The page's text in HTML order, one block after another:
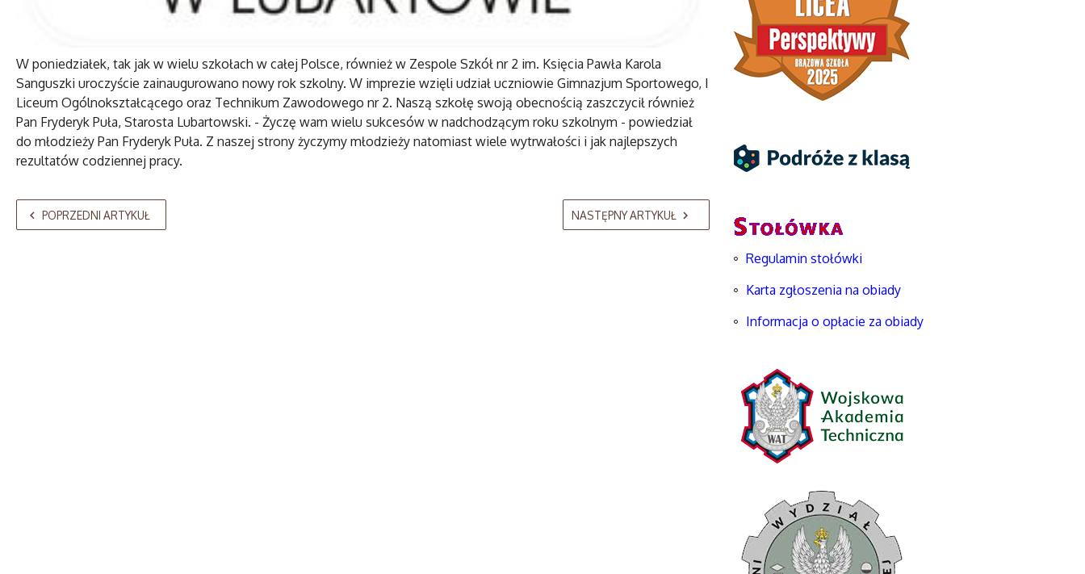
W poniedziałek, tak jak w wielu szkołach w całej Polsce, również w Zespole Szkół nr 2 im. Księcia Pawła Karola
Sanguszki uroczyście zainaugurowano nowy rok szkolny. W imprezie wzięli udział uczniowie Gimnazjum Sportowego, I
Liceum Ogólnokształcącego oraz Technikum Zawodowego nr 2. Naszą szkołę swoją obecnością zaszczycił również
Pan Fryderyk Puła, Starosta Lubartowski. - Życzę wam wielu sukcesów w nadchodzącym roku szkolnym - powiedział
do młodzieży Pan Fryderyk Puła. Z naszej strony życzymy młodzieży natomiast wiele wytrwałości i jak najlepszych
rezultatów codziennej pracy.
POPRZEDNI ARTYKUŁ NASTĘPNY ARTYKUŁ
Regulamin stołówki
Karta zgłoszenia na obiady
Informacja o opłacie za obiady